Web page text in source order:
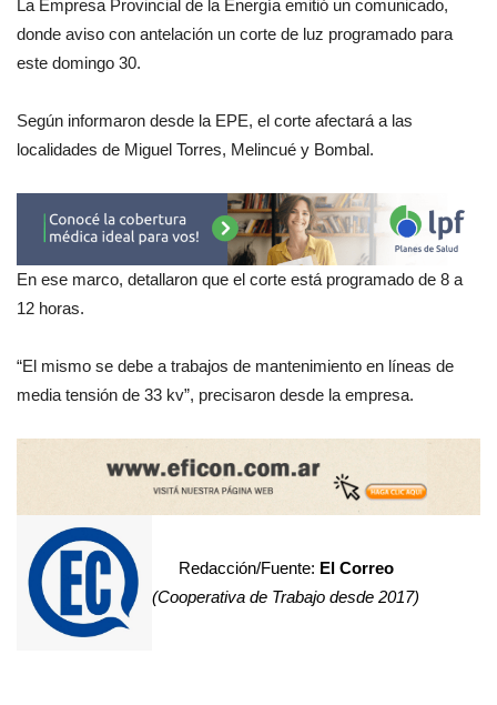
La Empresa Provincial de la Energía emitió un comunicado,
donde aviso con antelación un corte de luz programado para
este domingo 30.
Según informaron desde la EPE, el corte afectará a las
localidades de Miguel Torres, Melincué y Bombal.
En ese marco, detallaron que el corte está programado de 8 a
12 horas.
“El mismo se debe a trabajos de mantenimiento en líneas de
media tensión de 33 kv”, precisaron desde la empresa.
Redacción/Fuente: El Correo
(Cooperativa de Trabajo desde 2017)